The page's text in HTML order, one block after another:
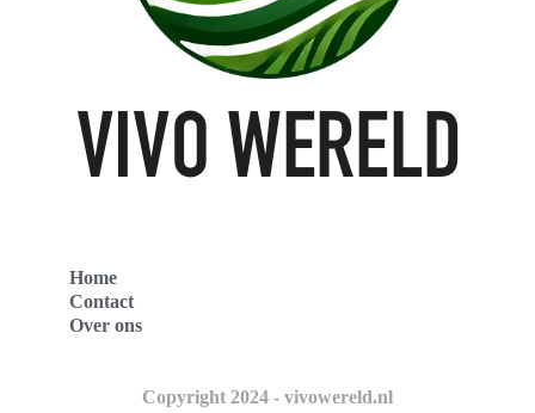
Home
Contact
Over ons
Copyright 2024 - vivowereld.nl